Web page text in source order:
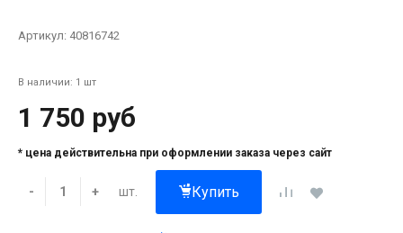
Артикул: 40816742
В наличии: 1 шт
1 750 руб
* цена действительна при оформлении заказа через сайт
- + шт. Купить